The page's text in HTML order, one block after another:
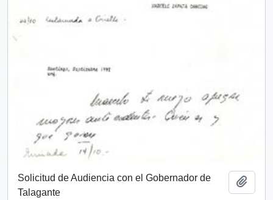
Solicitud de Audiencia con el Gobernador de
Talagante